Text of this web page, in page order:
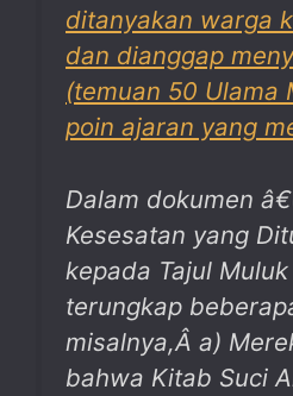
ditanyakan warga
dan dianggap
(temuan 50 Ulama
poin ajaran yang
Dalam dokumen
Kesesatan yang
kepada Tajul Muluk
terungkap
misalnya,Â a)
bahwa Kitab Suci